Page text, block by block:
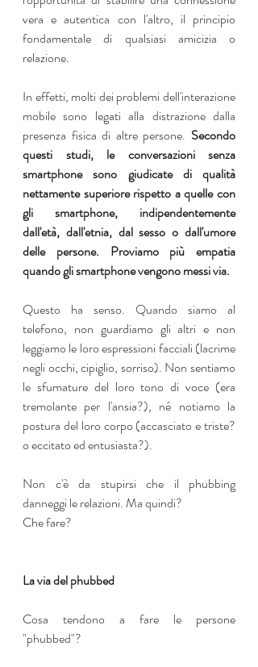
vera e autentica con l'altro, il principio
fondamentale di qualsiasi amicizia o
relazione.
In effetti, molti dei problemi dell'interazione
mobile sono legati alla distrazione dalla
presenza fisica di altre persone. Secondo
questi studi, le conversazioni senza
smartphone sono giudicate di qualità
nettamente superiore rispetto a quelle con
gli smartphone, indipendentemente
dall'età, dall'etnia, dal sesso o dall'umore
delle persone. Proviamo più empatia
quando gli smartphone vengono messi via.
Questo ha senso. Quando siamo al
telefono, non guardiamo gli altri e non
leggiamo le loro espressioni facciali (lacrime
negli occhi, cipiglio, sorriso). Non sentiamo
le sfumature del loro tono di voce (era
tremolante per l'ansia?), né notiamo la
postura del loro corpo (accasciato e triste?
o eccitato ed entusiasta?).
Non c'è da stupirsi che il phubbing
danneggi le relazioni. Ma quindi?
Che fare?
La via del phubbed
Cosa tendono a fare le persone
"phubbed"?